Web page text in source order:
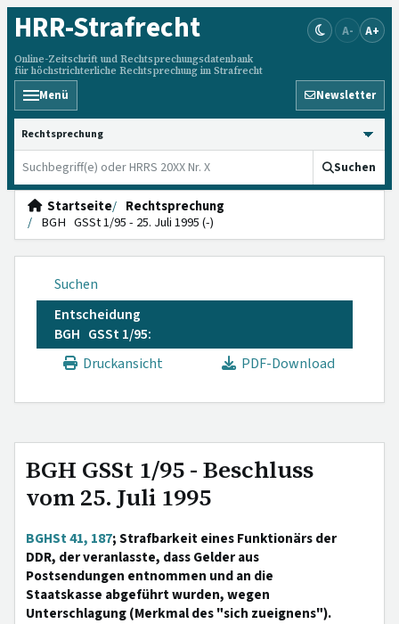
HRR-Strafrecht
Online-Zeitschrift und Rechtsprechungsdatenbank
für höchstrichterliche Rechtsprechung im Strafrecht
A- A+
Menü Newsletter
HRRS durchsuchen
Suchen
Startseite
Rechtsprechung
BGH GSSt 1/95 - 25. Juli 1995 (-)
Suchen
Entscheidung
BGH GSSt 1/95:
Druckansicht
PDF-Download
BGH GSSt 1/95 - Beschluss
vom 25. Juli 1995
BGHSt 41, 187; Strafbarkeit eines Funktionärs der
DDR, der veranlasste, dass Gelder aus
Postsendungen entnommen und an die
Staatskasse abgeführt wurden, wegen
Unterschlagung (Merkmal des "sich zueignens").